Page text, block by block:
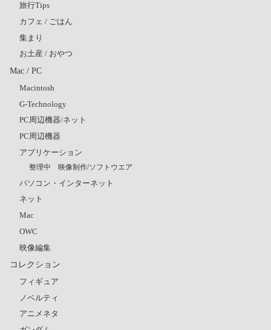
旅行Tips
カフェ / ごはん
集まり
お土産 / おやつ
Mac / PC
Macintosh
G-Technology
PC周辺機器/ネット
PC周辺機器
アプリケーション
整理中 映像制作/ソフトウエア
パソコン・インターネット
ネット
Mac
OWC
映像編集
コレクション
フィギュア
ノベルティ
アニメネタ